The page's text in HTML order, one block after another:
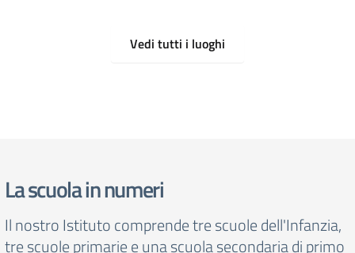
Vedi tutti i luoghi
La scuola in numeri
Il nostro Istituto comprende tre scuole dell'Infanzia,
tre scuole primarie e una scuola secondaria di primo